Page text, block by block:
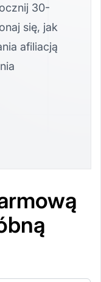
30-
się, jak
afiliacją